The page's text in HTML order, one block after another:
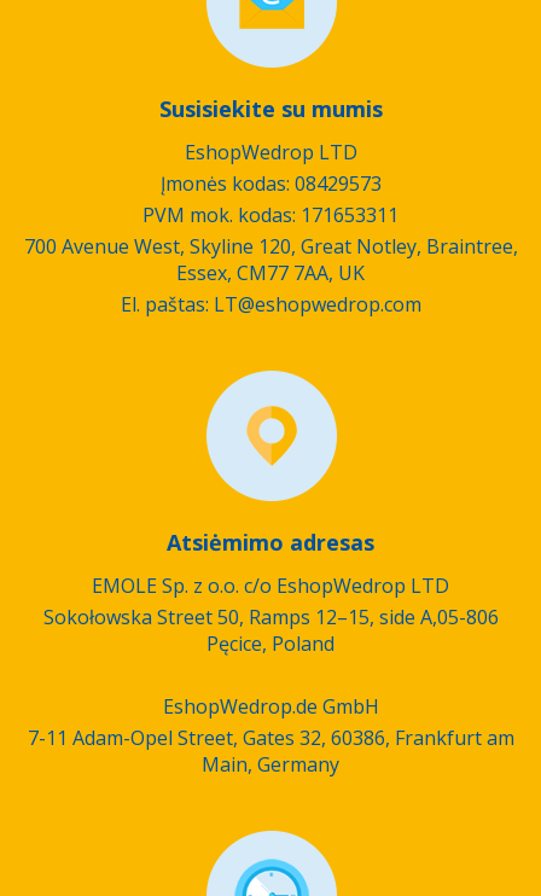
Susisiekite su mumis
EshopWedrop LTD
Įmonės kodas: 08429573
PVM mok. kodas: 171653311
700 Avenue West, Skyline 120, Great Notley, Braintree,
Essex, CM77 7AA, UK
El. paštas: LT@eshopwedrop.com
Atsiėmimo adresas
EMOLE Sp. z o.o. c/o EshopWedrop LTD
Sokołowska Street 50, Ramps 12–15, side A,05-806
Pęcice, Poland
EshopWedrop.de GmbH
7-11 Adam-Opel Street, Gates 32, 60386, Frankfurt am
Main, Germany